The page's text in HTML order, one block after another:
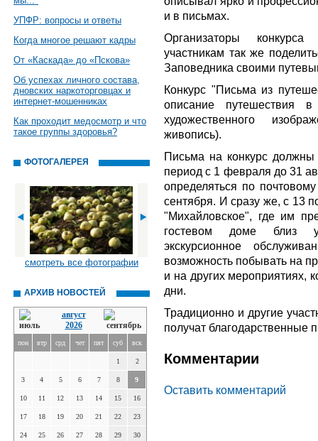
УПФР: вопросы и ответы
Когда многое решают кадры
От «Каскада» до «Пскова»
Об успехах личного состава,
дновских наркоторговцах и
интернет-мошенниках
Как проходит медосмотр и что
такое группы здоровья?
ФОТОГАЛЕРЕЯ
смотреть все фотографии
АРХИВ НОВОСТЕЙ
август
2026
пон втр срд чет пят суб вск
1 2
3 4 5 6 7 8 9
10 11 12 13 14 15 16
17 18 19 20 21 22 23
24 25 26 27 28 29 30
и в письмах.
Организаторы
участникам так же
Заповедника своими
Конкурс "Письма из
описание путешествия
художественного
живопись).
Письма на конкурс
период с 1 февраля до 31
определяться по
сентября. И сразу же, с 13
"Михайловское", где им
гостевом доме близ
экскурсионное
возможность побывать на
и на других мероприятиях,
дни.
Традиционно и другие
получат благодарственные
Комментарии
Оставить комментарий